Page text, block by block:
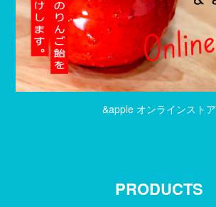
&apple オンラインストア
PRODUCTS